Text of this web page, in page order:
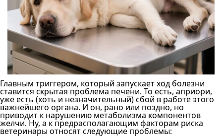
Главным триггером, который запускает ход болезни
ставится скрытая проблема печени. То есть, априори,
уже есть (хоть и незначительный) сбой в работе этого
важнейшего органа. И он, рано или поздно, но
приводит к нарушению метаболизма компонентов
желчи. Ну, а к предрасполагающим факторам риска
ветеринары относят следующие проблемы: